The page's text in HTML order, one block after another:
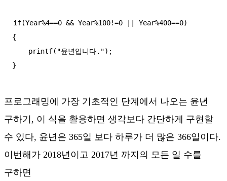
if(Year%4==0 && Year%100!=0 || Year%400==0)
{
프로그래밍에 가장 기초적인 단계에서 나오는 윤년
구하기, 이 식을 활용하면 생각보다 간단하게 구현할
수 있다, 윤년은 365일 보다 하루가 더 많은 366일이다.
이번해가 2018년이고 2017년 까지의 모든 일 수를
구하면